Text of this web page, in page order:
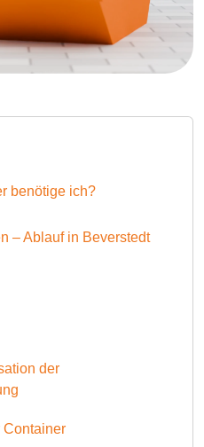
benötige ich?
– Ablauf in Beverstedt
der
Container